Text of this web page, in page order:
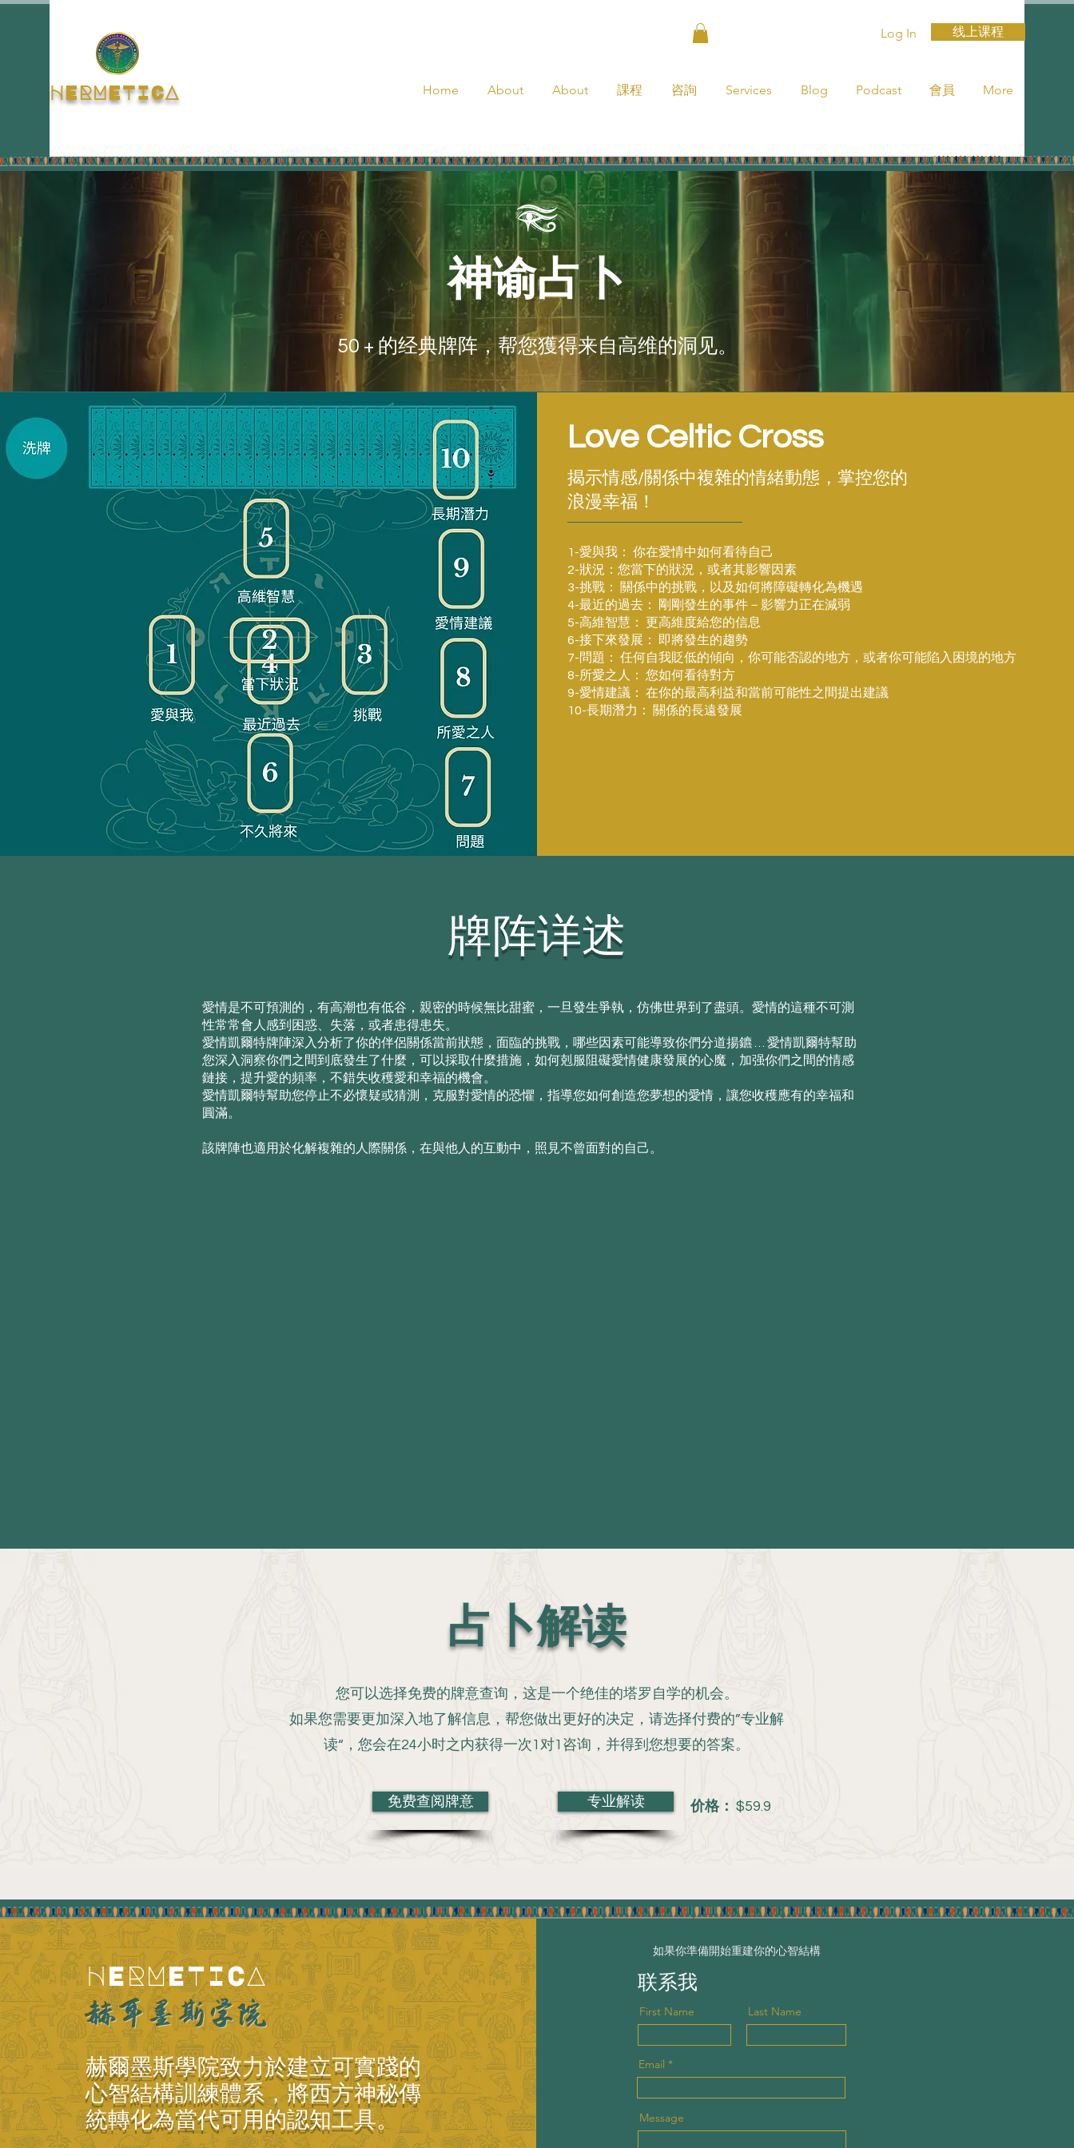
HERMETICA
Log In 线上课程
Home About About 課程 咨詢 Services Blog Podcast 會員 More
神谕占卜
50 + 的经典牌阵，帮您獲得来自高维的洞见。
Love Celtic Cross
揭示情感/關係中複雜的情緒動態，掌控您的
浪漫幸福！
1-愛與我： 你在愛情中如何看待自己
2-狀況：您當下的狀況，或者其影響因素
3-挑戰： 關係中的挑戰，以及如何將障礙轉化為機遇
4-最近的過去： 剛剛發生的事件－影響力正在減弱
5-高維智慧： 更高維度給您的信息
6-接下來發展： 即將發生的趨勢
7-問題： 任何自我貶低的傾向，你可能否認的地方，或者你可能陷入困境的地方
8-所愛之人： 您如何看待對方
9-愛情建議： 在你的最高利益和當前可能性之間提出建議
10-長期潛力： 關係的長遠發展
牌阵详述
愛情是不可預測的，有高潮也有低谷，親密的時候無比甜蜜，一旦發生爭執，仿佛世界到了盡頭。愛情的這種不可測
性常常會人感到困惑、失落，或者患得患失。
愛情凱爾特牌陣深入分析了你的伴侶關係當前狀態，面臨的挑戰，哪些因素可能導致你們分道揚鑣 … 愛情凱爾特幫助
您深入洞察你們之間到底發生了什麼，可以採取什麼措施，如何剋服阻礙愛情健康發展的心魔，加强你們之間的情感
鏈接，提升愛的頻率，不錯失收穫愛和幸福的機會。
愛情凱爾特幫助您停止不必懷疑或猜測，克服對愛情的恐懼，指導您如何創造您夢想的愛情，讓您收穫應有的幸福和
圓滿。
該牌陣也適用於化解複雜的人際關係，在與他人的互動中，照見不曾面對的自己。
占卜解读
您可以选择免费的牌意查询，这是一个绝佳的塔罗自学的机会。
如果您需要更加深入地了解信息，帮您做出更好的决定，请选择付费的”专业解
读“，您会在24小时之内获得一次1对1咨询，并得到您想要的答案。
免费查阅牌意 专业解读 价格： $59.9
HERMETICA
赫耳墨斯学院
赫爾墨斯學院致力於建立可實踐的
心智結構訓練體系，將西方神秘傳
統轉化為當代可用的認知工具。
联系我
First Name Last Name
Email
Message
如果你準備開始重建你的心智結構